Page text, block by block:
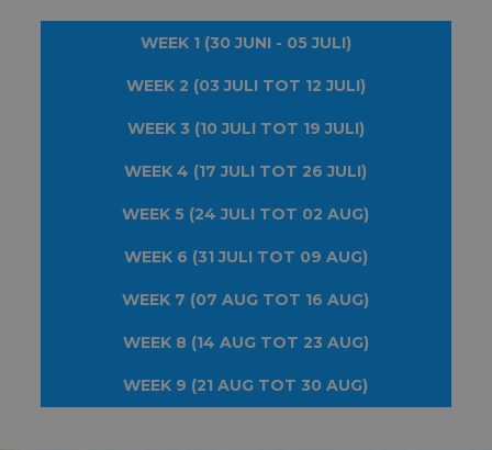
WEEK 1 (30 JUNI - 05 JULI)
WEEK 2 (03 JULI TOT 12 JULI)
WEEK 3 (10 JULI TOT 19 JULI)
WEEK 4 (17 JULI TOT 26 JULI)
WEEK 5 (24 JULI TOT 02 AUG)
WEEK 6 (31 JULI TOT 09 AUG)
WEEK 7 (07 AUG TOT 16 AUG)
WEEK 8 (14 AUG TOT 23 AUG)
WEEK 9 (21 AUG TOT 30 AUG)